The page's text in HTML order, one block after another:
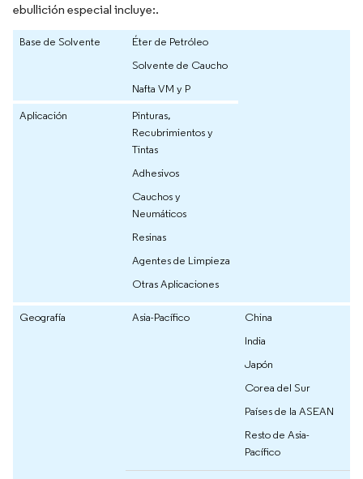
ebullición especial incluye:.
Base de Solvente
Éter de Petróleo
Solvente de Caucho
Nafta VM y P
Aplicación
Pinturas,
Recubrimientos y
Tintas
Adhesivos
Cauchos y
Neumáticos
Resinas
Agentes de Limpieza
Otras Aplicaciones
Geografía Asia-Pacífico
China
India
Japón
Corea del Sur
Países de la ASEAN
Resto de Asia-
Pacífico